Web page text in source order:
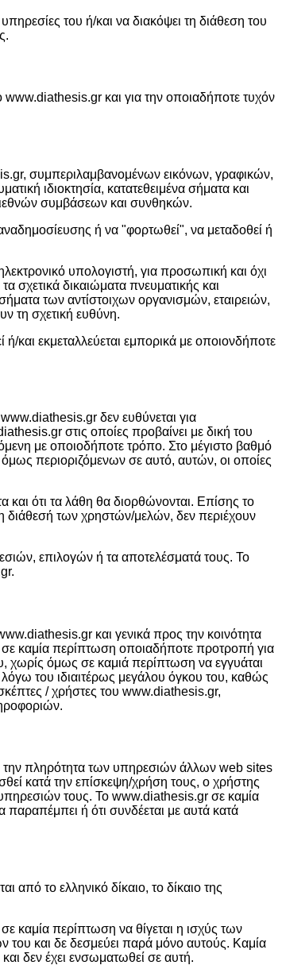
του ή/και να διακόψει τη διάθεση του
www.diathesis.gr και για την οποιαδήποτε τυχόν
συμπεριλαμβανομένων εικόνων, γραφικών,
ιδιοκτησία, κατατεθειμένα σήματα και
συμβάσεων και συνθηκών.
ή να "φορτωθεί", να μεταδοθεί ή
υπολογιστή, για προσωπική και όχι
σχετικά δικαιώματα πνευματικής και
των αντίστοιχων οργανισμών, εταιρειών,
τη σχετική ευθύνη.
και εκμεταλλεύεται εμπορικά με οποιονδήποτε
δεν ευθύνεται για
στις οποίες προβαίνει με δική του
με οποιοδήποτε τρόπο. Στο μέγιστο βαθμό
περιοριζόμενων σε αυτό, αυτών, οι οποίες
και ότι τα λάθη θα διορθώνονται. Επίσης το
διάθεσή των χρηστών/μελών, δεν περιέχουν
επιλογών ή τα αποτελέσματά τους. Το
και γενικά προς την κοινότητα
καμία περίπτωση οποιαδήποτε προτροπή για
χωρίς όμως σε καμιά περίπτωση να εγγυάται
του ιδιαιτέρως μεγάλου όγκου του, καθώς
/ χρήστες του www.diathesis.gr,
την πληρότητα των υπηρεσιών άλλων web sites
κατά την επίσκεψη/χρήση τους, ο χρήστης
υπηρεσιών τους. Το www.diathesis.gr σε καμία
παραπέμπει ή ότι συνδέεται με αυτά κατά
το ελληνικό δίκαιο, το δίκαιο της
καμία περίπτωση να θίγεται η ισχύς των
και δε δεσμεύει παρά μόνο αυτούς. Καμία
δεν έχει ενσωματωθεί σε αυτή.